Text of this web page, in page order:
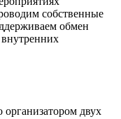
собственные
обмен
двух